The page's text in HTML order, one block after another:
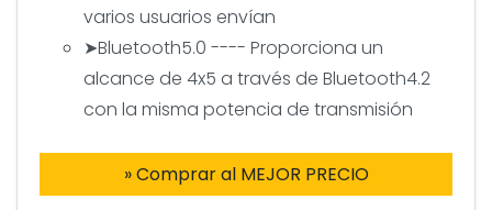
varios usuarios envían
➤Bluetooth5.0 ---- Proporciona un
alcance de 4x5 a través de Bluetooth4.2
con la misma potencia de transmisión
» Comprar al MEJOR PRECIO